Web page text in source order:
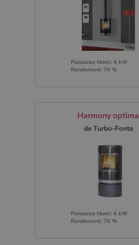
Puissance Nomi: 4 kW
Rendement: 76 %
Harmony optima
de Turbo-Fonte
Puissance Nomi: 4 kW
Rendement: 76 %